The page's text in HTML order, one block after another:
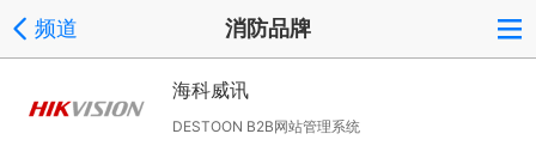
频道 消防品牌
海科威讯
DESTOON B2B网站管理系统